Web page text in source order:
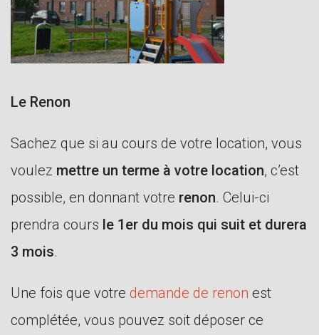
Le Renon
Sachez que si au cours de votre location, vous
voulez mettre un terme à votre location, c’est
possible, en donnant votre renon. Celui-ci
prendra cours le 1er du mois qui suit et durera
3 mois.
Une fois que votre demande de renon est
complétée, vous pouvez soit déposer ce